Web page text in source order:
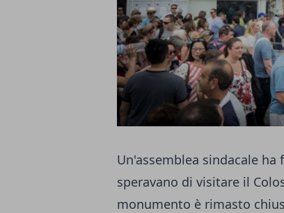
Un'assemblea sindacale
speravano di visitare il
monumento è rimasto